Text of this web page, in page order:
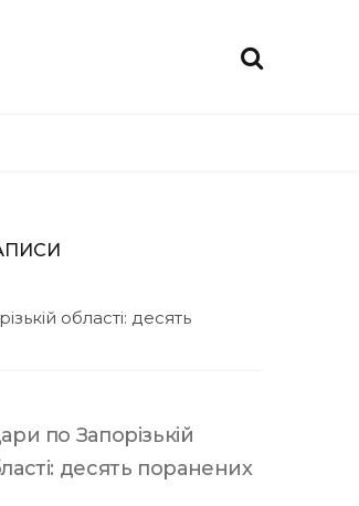
області: десять
по Запорізькій
десять поранених